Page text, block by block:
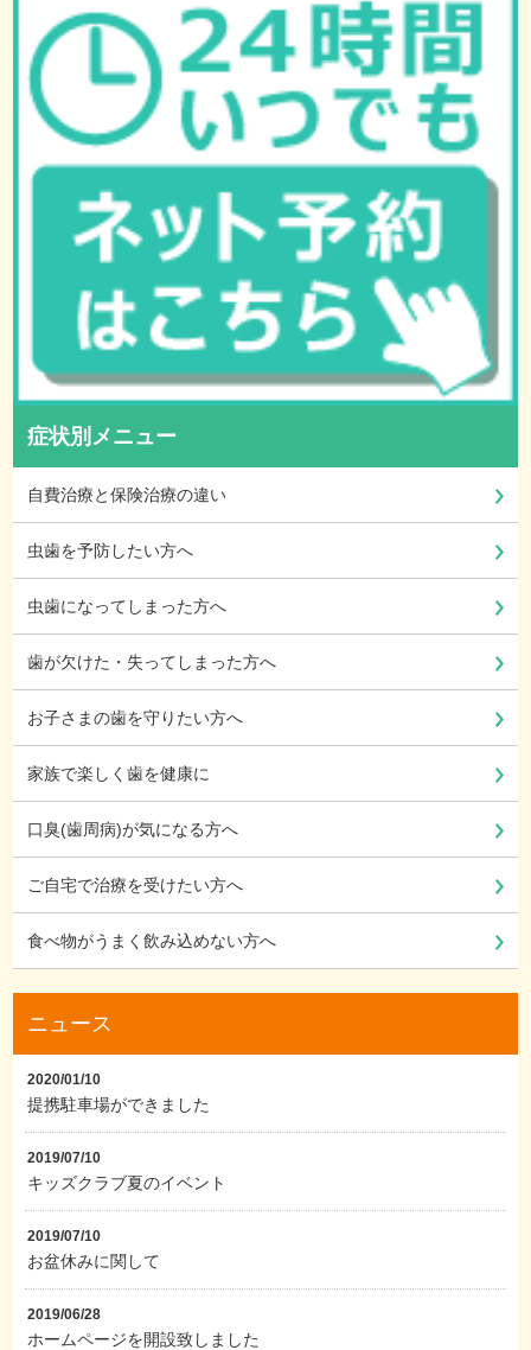
症状別メニュー
自費治療と保険治療の違い
虫歯を予防したい方へ
虫歯になってしまった方へ
歯が欠けた・失ってしまった方へ
お子さまの歯を守りたい方へ
家族で楽しく歯を健康に
口臭(歯周病)が気になる方へ
ご自宅で治療を受けたい方へ
食べ物がうまく飲み込めない方へ
ニュース
2020/01/10
提携駐車場ができました
2019/07/10
キッズクラブ夏のイベント
2019/07/10
お盆休みに関して
2019/06/28
ホームページを開設致しました